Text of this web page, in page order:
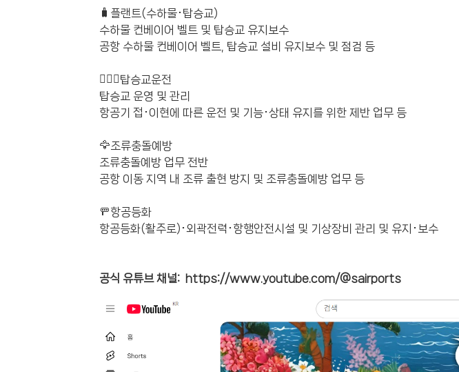
🧳플랜트(수하물･탑승교)
수하물 컨베이어 벨트 및 탑승교 유지보수
공항 수하물 컨베이어 벨트, 탑승교 설비 유지보수 및 점검 등
👨🏻‍✈️탑승교운전
탑승교 운영 및 관리
항공기 접･이현에 따른 운전 및 기능･상태 유지를 위한 제반 업무 등
🦅조류충돌예방
조류충돌예방 업무 전반
공항 이동 지역 내 조류 출현 방지 및 조류충돌예방 업무 등
🚥항공등화
항공등화(활주로)･외곽전력･항행안전시설 및 기상장비 관리 및 유지･보수
공식 유튜브 채널: https://www.youtube.com/@sairports